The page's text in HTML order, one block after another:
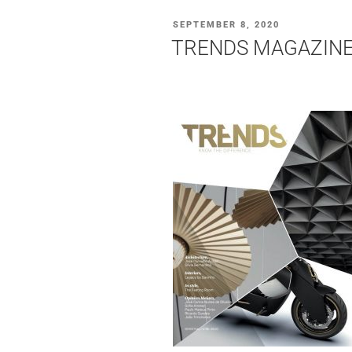
PUBLICADO
SEPTEMBER 8, 2020
TRENDS